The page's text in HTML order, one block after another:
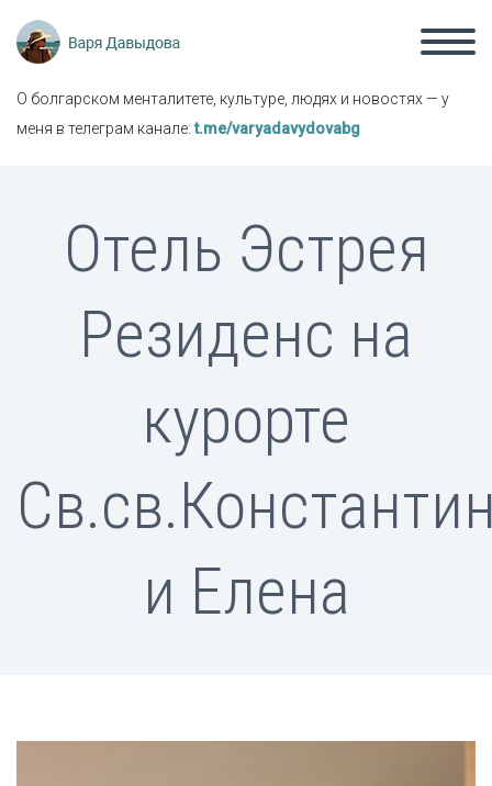
О болгарском менталитете, культуре, людях и новостях — у
меня в телеграм канале:t.me/varyadavydovabg
Отель Эстрея
Резиденс на
курорте
и Елена